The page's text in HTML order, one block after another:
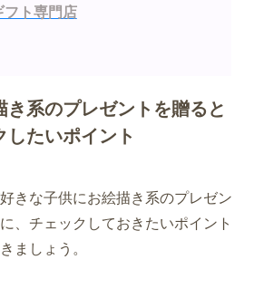
ト専門店
き系のプレゼントを贈ると
したいポイント
きな子供にお絵描き系のプレゼン
、チェックしておきたいポイント
ましょう。